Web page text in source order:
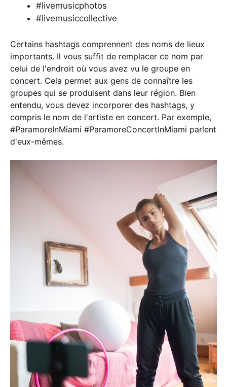
#livemusicphotos
#livemusiccollective
Certains hashtags comprennent des noms de lieux
importants. Il vous suffit de remplacer ce nom par
celui de l'endroit où vous avez vu le groupe en
concert. Cela permet aux gens de connaître les
groupes qui se produisent dans leur région. Bien
entendu, vous devez incorporer des hashtags, y
compris le nom de l'artiste en concert. Par exemple,
#ParamoreInMiami #ParamoreConcertInMiami parlent
d'eux-mêmes.